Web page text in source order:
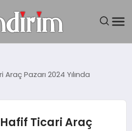
Pazarı 2024 Yılında
Ticari Araç